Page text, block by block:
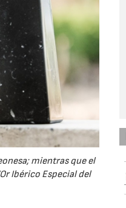
mientras que el
Ibérico Especial del